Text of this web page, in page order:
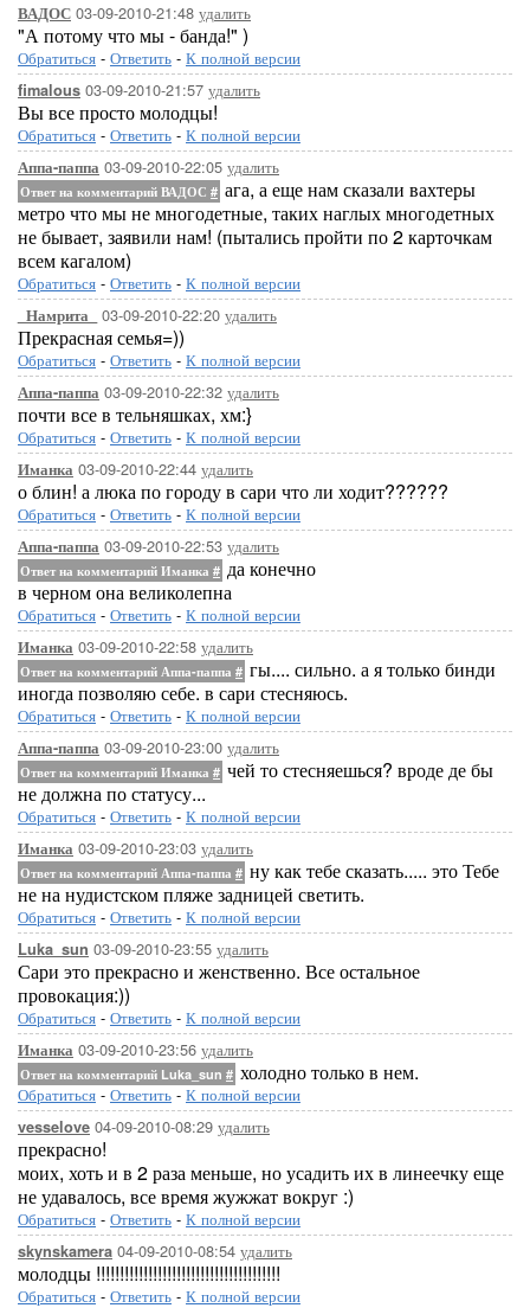
ВАДОС 03-09-2010-21:48 удалить
"А потому что мы - банда!" )
Обратиться - Ответить - К полной версии
fimalous 03-09-2010-21:57 удалить
Вы все просто молодцы!
Обратиться - Ответить - К полной версии
Аппа-паппа 03-09-2010-22:05 удалить
Ответ на комментарий ВАДОС # ага, а еще нам сказали вахтеры
метро что мы не многодетные, таких наглых многодетных
не бывает, заявили нам! (пытались пройти по 2 карточкам
всем кагалом)
Обратиться - Ответить - К полной версии
_Намрита_ 03-09-2010-22:20 удалить
Прекрасная семья=))
Обратиться - Ответить - К полной версии
Аппа-паппа 03-09-2010-22:32 удалить
почти все в тельняшках, хм:}
Обратиться - Ответить - К полной версии
Иманка 03-09-2010-22:44 удалить
о блин! а люка по городу в сари что ли ходит??????
Обратиться - Ответить - К полной версии
Аппа-паппа 03-09-2010-22:53 удалить
Ответ на комментарий Иманка # да конечно
в черном она великолепна
Обратиться - Ответить - К полной версии
Иманка 03-09-2010-22:58 удалить
Ответ на комментарий Аппа-паппа # гы.... сильно. а я только бинди
иногда позволяю себе. в сари стесняюсь.
Обратиться - Ответить - К полной версии
Аппа-паппа 03-09-2010-23:00 удалить
Ответ на комментарий Иманка # чей то стесняешься? вроде де бы
не должна по статусу...
Обратиться - Ответить - К полной версии
Иманка 03-09-2010-23:03 удалить
Ответ на комментарий Аппа-паппа # ну как тебе сказать..... это Тебе
не на нудистском пляже задницей светить.
Обратиться - Ответить - К полной версии
Luka_sun 03-09-2010-23:55 удалить
Сари это прекрасно и женственно. Все остальное
провокация:))
Обратиться - Ответить - К полной версии
Иманка 03-09-2010-23:56 удалить
Ответ на комментарий Luka_sun # холодно только в нем.
Обратиться - Ответить - К полной версии
vesselove 04-09-2010-08:29 удалить
прекрасно!
моих, хоть и в 2 раза меньше, но усадить их в линеечку еще
не удавалось, все время жужжат вокруг :)
Обратиться - Ответить - К полной версии
skynskamera 04-09-2010-08:54 удалить
молодцы !!!!!!!!!!!!!!!!!!!!!!!!!!!!!!!!!!!!!!!
Обратиться - Ответить - К полной версии